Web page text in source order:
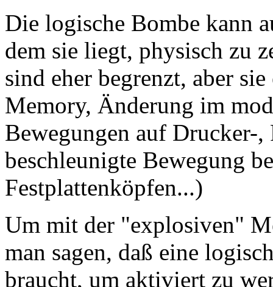
Die logische Bombe kann
dem sie liegt, physisch zu
sind eher begrenzt, aber
Memory, Änderung im
Bewegungen auf Drucker-
beschleunigte Bewegung
Festplattenköpfen...)
Um mit der "explosiven"
man sagen, daß eine
braucht, um aktiviert zu